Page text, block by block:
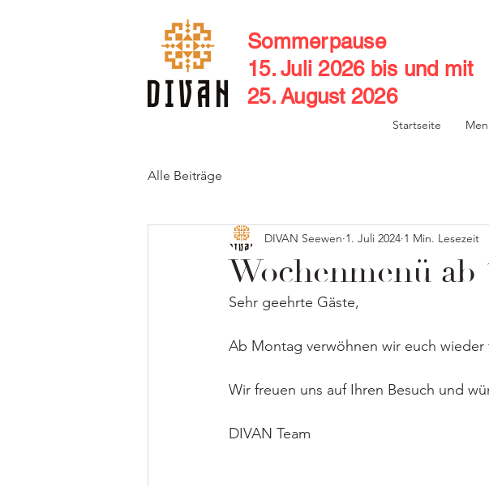
Sommerpause
15. Juli 2026 bis und mit
25. August 2026
Startseite
Alle Beiträge
Wochenmenü ab
DIVAN Seewen 1. Juli 2024 1 Min. Lesezeit
Sehr geehrte Gäste,
Ab Montag verwöhnen wir euch
Wir freuen uns auf Ihren Besuch und
DIVAN Team